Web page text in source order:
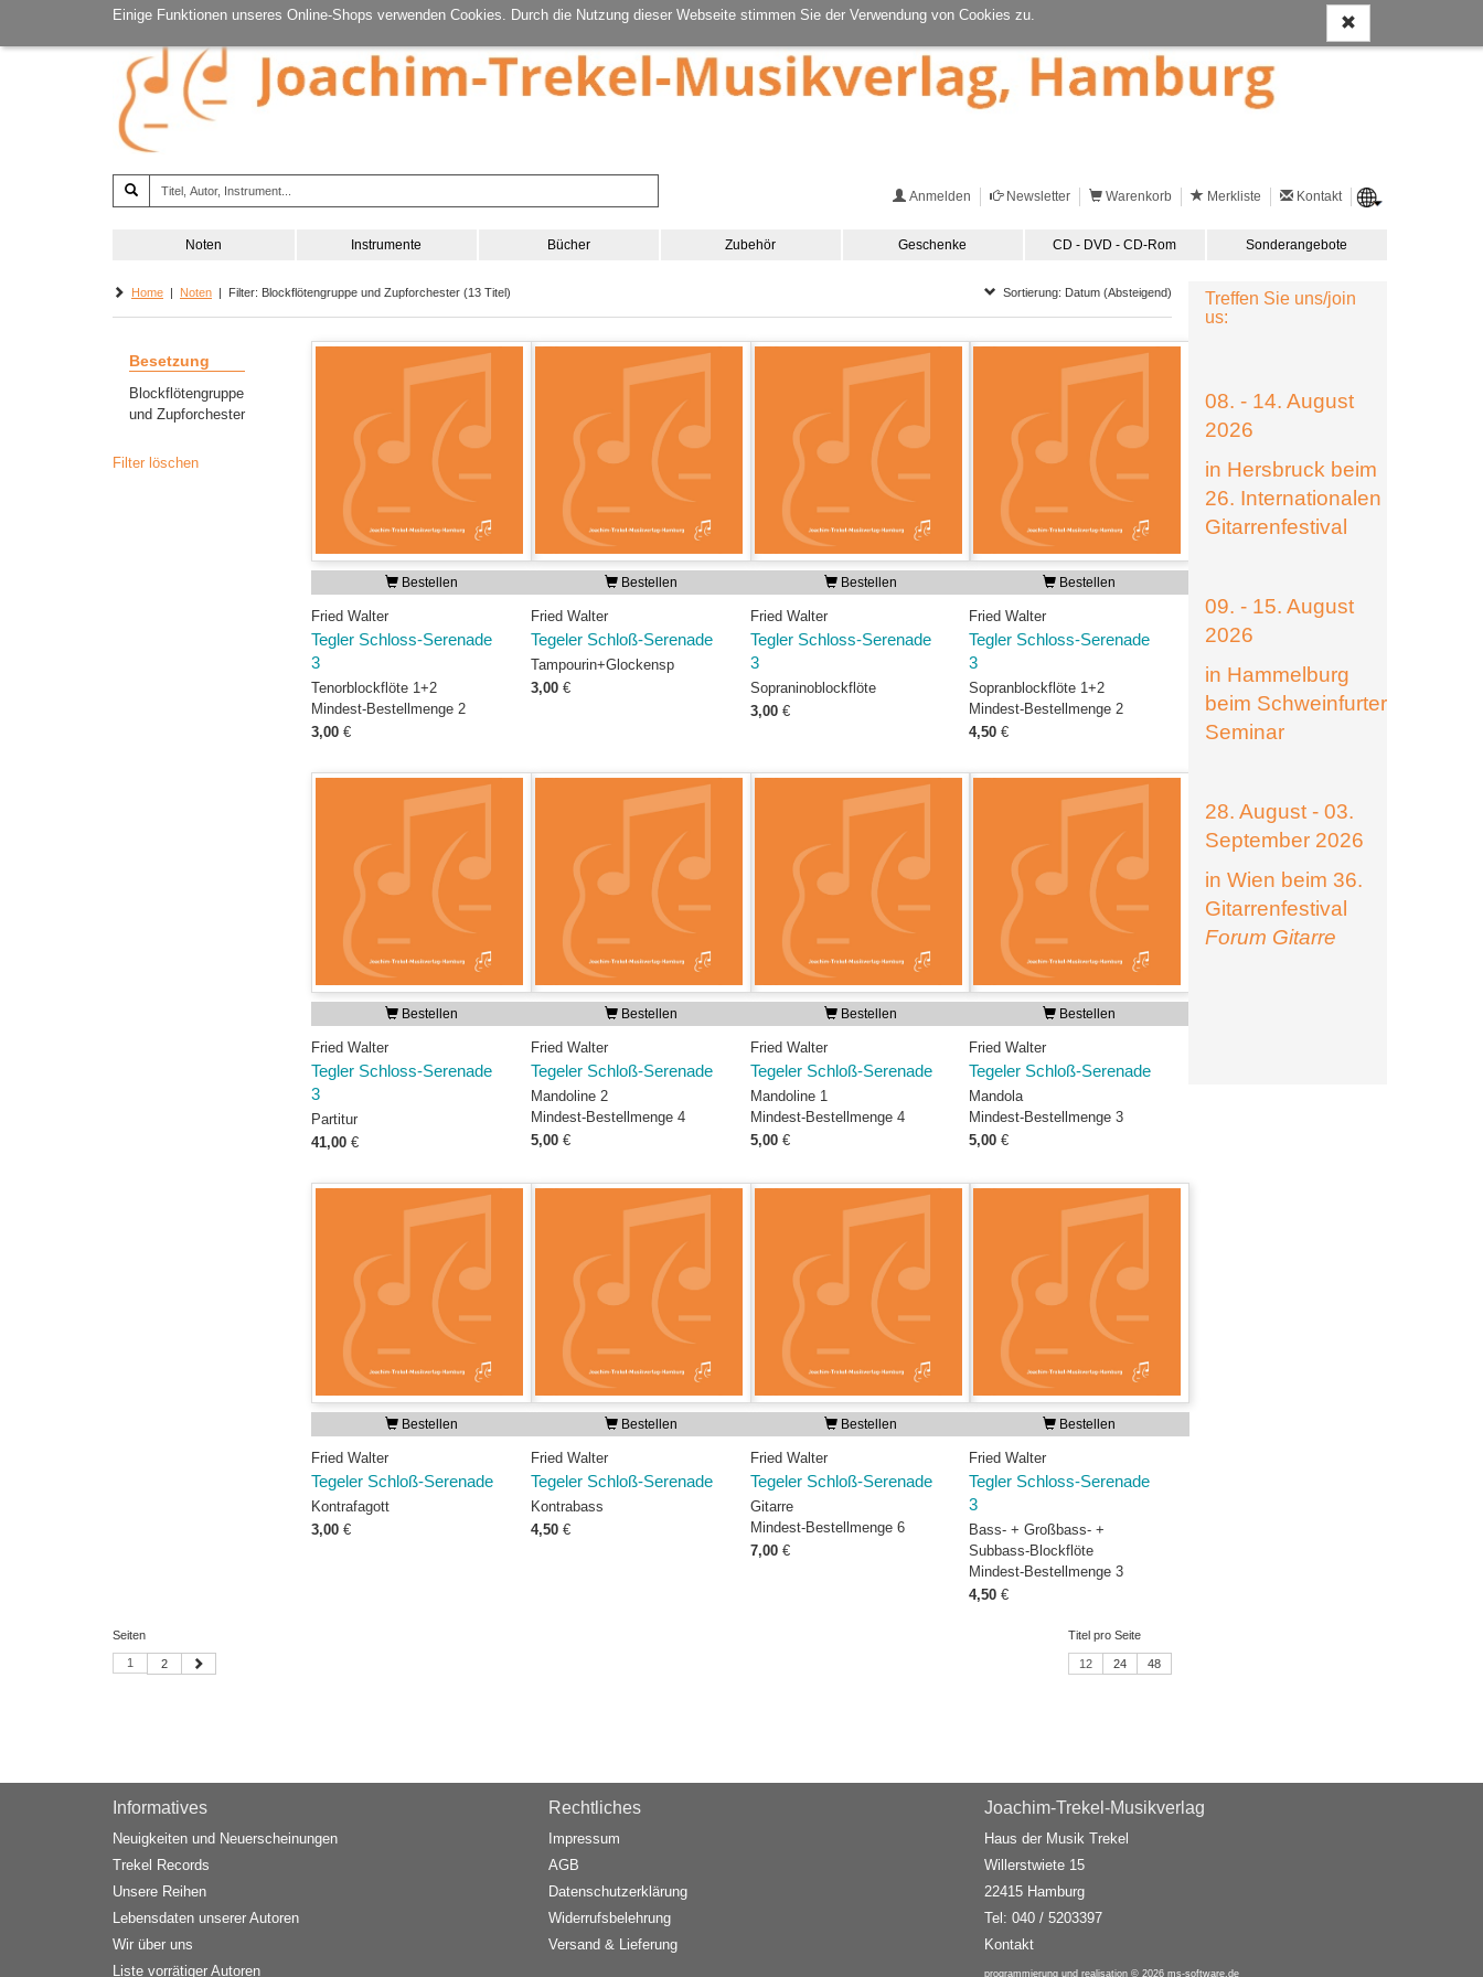
Einige Funktionen unseres Online-Shops verwenden Cookies. Durch die Nutzung dieser Webseite stimmen Sie der Verwendung von Cookies zu.
Anmelden Newsletter Warenkorb Merkliste Kontakt
Noten Instrumente Bücher Zubehör Geschenke CD - DVD - CD-Rom Sonderangebote
Home | Noten | Filter: Blockflötengruppe und Zupforchester (13 Titel) Sortierung: Datum (Absteigend)
Besetzung
Blockflötengruppe
und Zupforchester
Filter löschen
Bestellen
Fried Walter
Tegler Schloss-Serenade
3
Tenorblockflöte 1+2
Mindest-Bestellmenge 2
3,00 €
Bestellen
Fried Walter
Tegeler Schloß-Serenade
Tampourin+Glockensp
3,00 €
Bestellen
Fried Walter
Tegler Schloss-Serenade
3
Sopraninoblockflöte
3,00 €
Bestellen
Fried Walter
Tegler Schloss-Serenade
3
Sopranblockflöte 1+2
Mindest-Bestellmenge 2
4,50€
Bestellen
Fried Walter
Tegler Schloss-Serenade
3
Partitur
41,00 €
Bestellen
Fried Walter
Tegeler Schloß-Serenade
Mandoline 2
Mindest-Bestellmenge 4
5,00 €
Bestellen
Fried Walter
Tegeler Schloß-Serenade
Mandoline 1
Mindest-Bestellmenge 4
5,00 €
Bestellen
Fried Walter
Tegeler Schloß-Serenade
Mandola
Mindest-Bestellmenge 3
5,00€
Bestellen
Fried Walter
Tegeler Schloß-Serenade
Kontrafagott
3,00 €
Bestellen
Fried Walter
Tegeler Schloß-Serenade
Kontrabass
4,50 €
Bestellen
Fried Walter
Tegeler Schloß-Serenade
Gitarre
Mindest-Bestellmenge 6
7,00 €
Bestellen
Fried Walter
Tegler Schloss-Serenade
3
Bass- + Großbass- +
Subbass-Blockflöte
Mindest-Bestellmenge 3
4,50€
Seiten
1 2
Titel pro Seite
12 24 48
Treffen Sie uns/join
us:
08. - 14. August
2026
in Hersbruck beim
26. Internationalen
Gitarrenfestival
09. - 15. August
2026
in Hammelburg
beim Schweinfurter
Seminar
28. August - 03.
September 2026
in Wien beim 36.
Gitarrenfestival
Forum Gitarre
Informatives
Neuigkeiten und Neuerscheinungen
Trekel Records
Unsere Reihen
Lebensdaten unserer Autoren
Wir über uns
Liste vorrätiger Autoren
Rechtliches
Impressum
AGB
Datenschutzerklärung
Widerrufsbelehrung
Versand & Lieferung
Joachim-Trekel-Musikverlag
Haus der Musik Trekel
Willerstwiete 15
22415 Hamburg
Tel: 040 / 5203397
Kontakt
programmierung und realisation © 2026 ms-software.de